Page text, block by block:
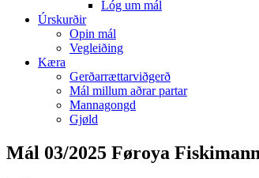
Lóg um mál
Úrskurðir
Opin mál
Vegleiðing
Kæra
Gerðarrættarviðgerð
Mál millum aðrar partar
Mannagongd
Gjøld
Mál 03/2025 Føroya